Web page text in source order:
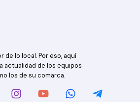
de lo local. Por eso, aquí
actualidad de los equipos
los de su comarca.